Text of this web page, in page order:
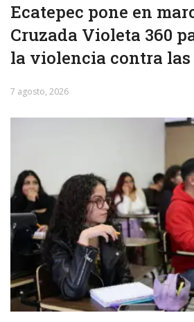
Ecatepec pone en
Cruzada Violeta 360
la violencia contra las
7 agosto, 2026